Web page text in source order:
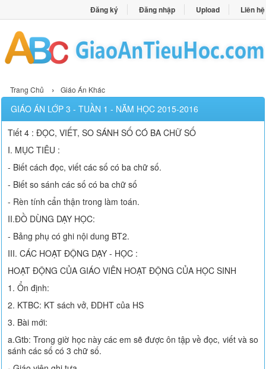
Đăng ký Đăng nhập Upload Liên hệ
Trang Chủ › Giáo Án Khác
GIÁO ÁN LỚP 3 - TUẦN 1 - NĂM HỌC 2015-2016
Tiết 4 : ĐỌC, VIẾT, SO SÁNH SỐ CÓ BA CHỮ SỐ
I. MỤC TIÊU :
- Biết cách đọc, viết các số có ba chữ số.
- Biết so sánh các số có ba chữ số
- Rèn tính cẩn thận trong làm toán.
II.ĐỒ DÙNG DẠY HỌC:
- Bảng phụ có ghi nội dung BT2.
III. CÁC HOẠT ĐỘNG DẠY - HỌC :
HOẠT ĐỘNG CỦA GIÁO VIÊN HOẠT ĐỘNG CỦA HỌC SINH
1. Ổn định:
2. KTBC: KT sách vở, ĐDHT của HS
3. Bài mới:
a.Gtb: Trong giờ học này các em sẽ được ôn tập về đọc, viết và so
sánh các số có 3 chữ số.